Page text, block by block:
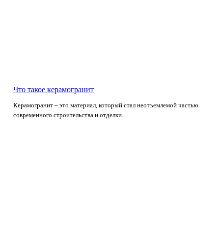
Что такое керамогранит
Керамогранит – это материал, который стал неотъемлемой частью
современного строительства и отделки...